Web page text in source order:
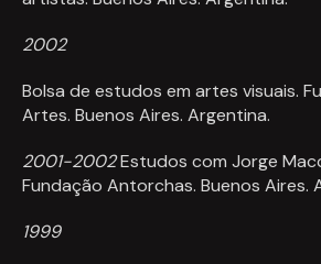
2002
Bolsa de estudos em artes visuais.
Artes. Buenos Aires. Argentina.
2001-2002Estudos com Jorge
Fundação Antorchas. Buenos Aires.
1999